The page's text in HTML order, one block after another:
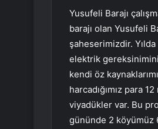
Yusufeli Barajı
barajı olan Yusufeli
şaheserimizdir.
elektrik
kendi öz
harcadığımız para
viyadükler var. Bu
gününde 2 köyümüz